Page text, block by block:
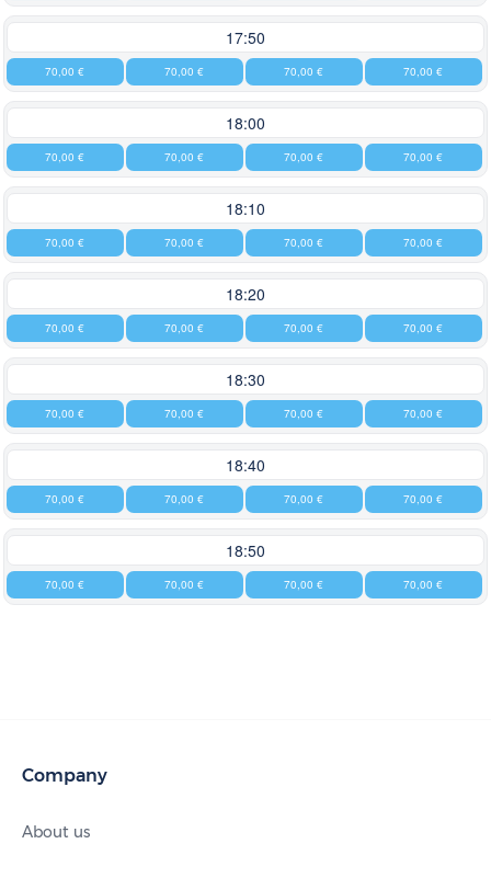
17:50
70,00 € 70,00 € 70,00 € 70,00 €
18:00
70,00 € 70,00 € 70,00 € 70,00 €
18:10
70,00 € 70,00 € 70,00 € 70,00 €
18:20
70,00 € 70,00 € 70,00 € 70,00 €
18:30
70,00 € 70,00 € 70,00 € 70,00 €
18:40
70,00 € 70,00 € 70,00 € 70,00 €
18:50
70,00 € 70,00 € 70,00 € 70,00 €
Company
About us